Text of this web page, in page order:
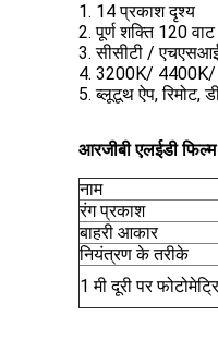
1. 14 प्रकाश दृश्य
2. पूर्ण शक्ति 120 वाट
3. सीसीटी /
4. 3200K/ 4400K/
5. ब्लूटूथ ऐप, रिमोट,
आरजीबी एलईडी फिल्म
नाम
रंग प्रकाश
बाहरी आकार
नियंत्रण के तरीके
1 मी दूरी पर